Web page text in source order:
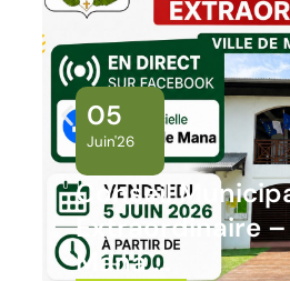
05
Juin'26
Conseil
Extraordinaire
Mana …